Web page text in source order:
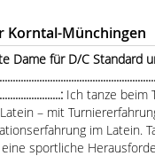
Korntal-Münchingen
Dame für D/C Standard
Ich tanze beim
– mit
im Latein.
sportliche